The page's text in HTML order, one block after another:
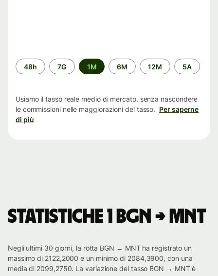
Periodo
di
48h 7G 1M 6M 12M 5A
Usiamo il tasso reale medio di mercato, senza nascondere
le commissioni nelle maggiorazioni del tasso. Per saperne
di più
Statistiche 1 BGN → MNT
Negli ultimi 30 giorni, la rotta BGN → MNT ha registrato un
massimo di 2122,2000 e un minimo di 2084,3900, con una
media di 2099,2750. La variazione del tasso BGN → MNT è